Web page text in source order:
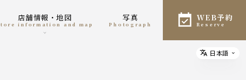
店舗情報・地図
Store information and map
写真
photograph
WEB予約
reserve
Select
日本語